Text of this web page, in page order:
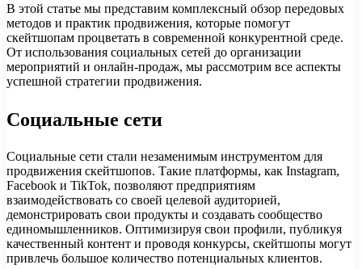
В этой статье мы представим комплексный обзор передовых
методов и практик продвижения, которые помогут
скейтшопам процветать в современной конкурентной среде.
От использования социальных сетей до организации
мероприятий и онлайн-продаж, мы рассмотрим все аспекты
успешной стратегии продвижения.
Социальные сети
Социальные сети стали незаменимым инструментом для
продвижения скейтшопов. Такие платформы, как Instagram,
Facebook и TikTok, позволяют предприятиям
взаимодействовать со своей целевой аудиторией,
демонстрировать свои продукты и создавать сообщество
единомышленников. Оптимизируя свои профили, публикуя
качественный контент и проводя конкурсы, скейтшопы могут
привлечь большое количество потенциальных клиентов.